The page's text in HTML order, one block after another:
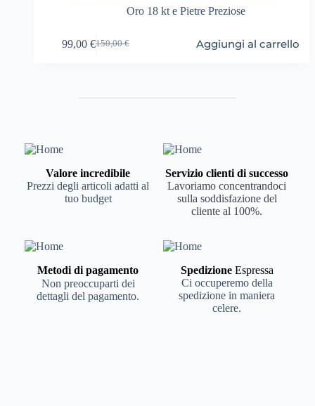
Oro 18 kt e Pietre Preziose
150,00€
Il
150,00 €.
99,00 €Il
99,00 €.
Aggiungi al carrello
Valore incredibile
Prezzi degli articoli adatti al
tuo budget
Servizio clienti di successo
Lavoriamo concentrandoci
sulla soddisfazione del
cliente al 100%.
Metodi di pagamento
Non preoccuparti dei
dettagli del pagamento.
Spedizione Espressa
Ci occuperemo della
spedizione in maniera
celere.